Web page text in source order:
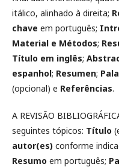
itálico, alinhado à direita;
chave em português;
Material e Métodos;
Título em inglês;
espanhol; Resumen;
(opcional) e Referências.
A REVISÃO
seguintes tópicos: Título
autor(es) conforme
Resumo em português;